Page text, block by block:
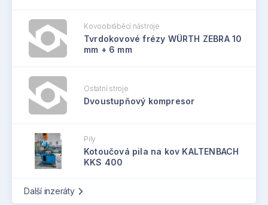
Kovoobráběcí nástroje
Tvrdokovové frézy WÜRTH ZEBRA 10
mm + 6 mm
Ostatní stroje
Dvoustupňový kompresor
Pily
Kotoučová pila na kov KALTENBACH
KKS 400
Další inzeráty